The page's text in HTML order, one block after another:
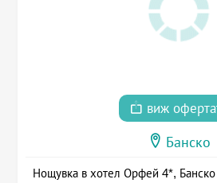
виж
Банско
Нощувка в хотел Орфей 4*,